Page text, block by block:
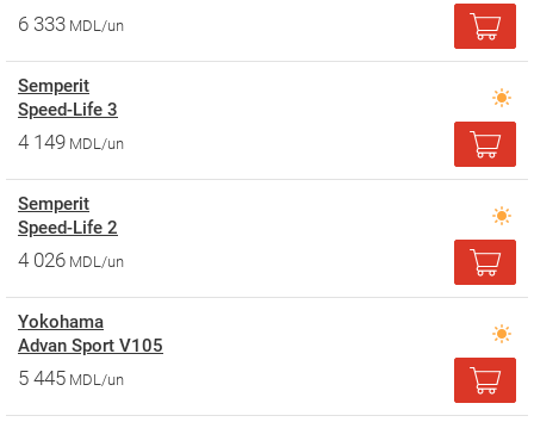
6 333 MDL/un
Semperit
Speed-Life 3
4 149 MDL/un
Semperit
Speed-Life 2
4 026 MDL/un
Yokohama
Advan Sport V105
5 445 MDL/un